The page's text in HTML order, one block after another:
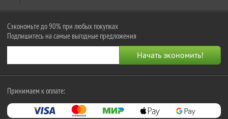
Сэкономьте до 90% при любых покупках
Подпишитесь на самые выгодные предложения
Принимаем к оплате: